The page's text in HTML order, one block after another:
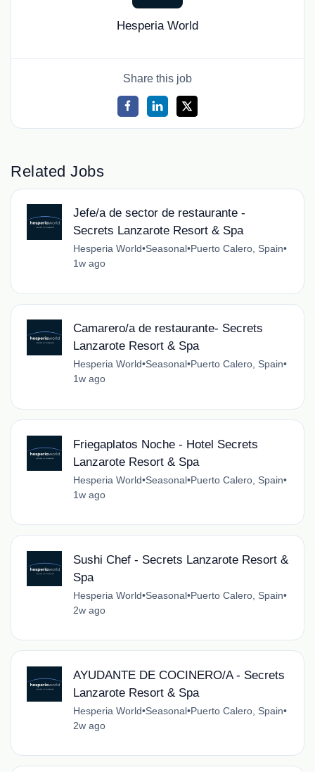
Hesperia World
Share this job
Related Jobs
Jefe/a de sector de restaurante -
Secrets Lanzarote Resort & Spa
Hesperia World•Seasonal•Puerto Calero, Spain•
1w ago
Camarero/a de restaurante- Secrets
Lanzarote Resort & Spa
Hesperia World•Seasonal•Puerto Calero, Spain•
1w ago
Friegaplatos Noche - Hotel Secrets
Lanzarote Resort & Spa
Hesperia World•Seasonal•Puerto Calero, Spain•
1w ago
Sushi Chef - Secrets Lanzarote Resort &
Spa
Hesperia World•Seasonal•Puerto Calero, Spain•
2w ago
AYUDANTE DE COCINERO/A - Secrets
Lanzarote Resort & Spa
Hesperia World•Seasonal•Puerto Calero, Spain•
2w ago